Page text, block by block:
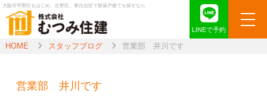
大阪市平野区をはじめ、生野区、東住吉区で新築戸建てを探すなら
LINEで予約
HOME スタッフブログ 営業部 井川です
営業部 井川です